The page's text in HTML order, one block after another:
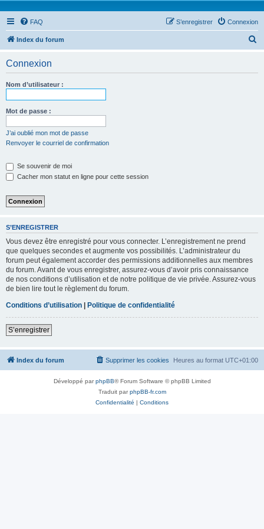
FAQ Connexion
S’enregistrer
Index du forum
Connexion
Nom d’utilisateur :
Mot de passe :
J’ai oublié mon mot de passe
Renvoyer le courriel de confirmation
Se souvenir de moi
Cacher mon statut en ligne pour cette session
S’ENREGISTRER
Vous devez être enregistré pour vous connecter. L’enregistrement ne prend
que quelques secondes et augmente vos possibilités. L’administrateur du
forum peut également accorder des permissions additionnelles aux membres
du forum. Avant de vous enregistrer, assurez-vous d’avoir pris connaissance
de nos conditions d’utilisation et de notre politique de vie privée. Assurez-vous
de bien lire tout le règlement du forum.
Conditions d’utilisation | Politique de confidentialité
S’enregistrer
Index du forum Heures au format UTC+01:00
Supprimer les cookies
Développé parphpBB® Forum Software © phpBB Limited
Traduit parphpBB-fr.com
Confidentialité | Conditions